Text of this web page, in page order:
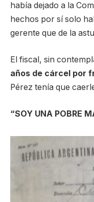
había dejado a la
hechos por sí solo
gerente que de la
El fiscal, sin
años de cárcel por
Pérez tenía que
“SOY UNA POBRE